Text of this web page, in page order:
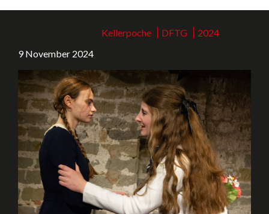
Kellerpoche DFTG
2024
9 November 2024